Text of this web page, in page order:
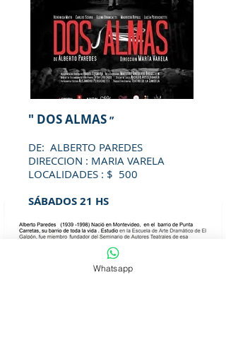
" DOS ALMAS ”
DE: ALBERTO PAREDES
DIRECCION : MARIA VARELA
LOCALIDADES : $ 500
SÁBADOS 21 HS
Whatsapp